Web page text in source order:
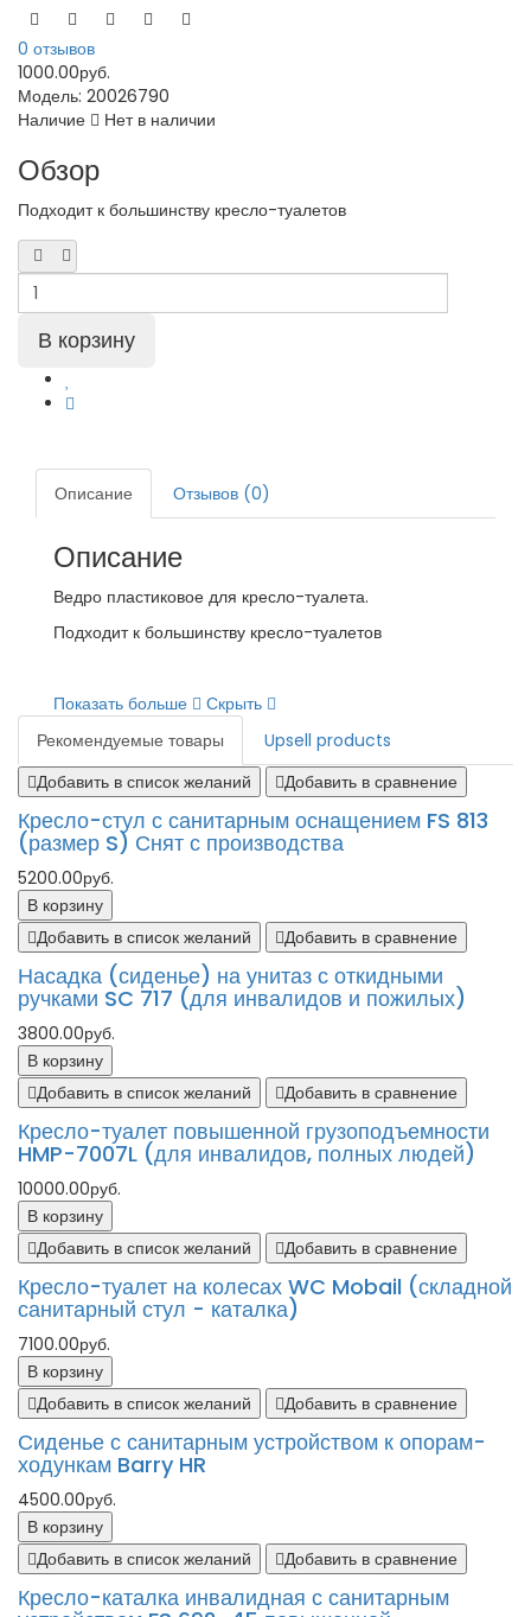
0 отзывов
1000.00руб.
Модель: 20026790
Наличие
Нет в наличии
Обзор
Подходит к большинству кресло-туалетов
Описание Отзывов (0)
Описание
Ведро пластиковое для кресло-туалета.
Подходит к большинству кресло-туалетов
Показать больше
Скрыть
Рекомендуемые товары
Upsell products
Добавить в список желаний
Добавить в сравнение
Кресло-стул с санитарным оснащением FS 813
(размер S) Снят с производства
5200.00руб.
В корзину
Добавить в список желаний
Добавить в сравнение
Насадка (сиденье) на унитаз с откидными
ручками SC 717 (для инвалидов и пожилых)
3800.00руб.
В корзину
Добавить в список желаний
Добавить в сравнение
Кресло-туалет повышенной грузоподъемности
HMP-7007L (для инвалидов, полных людей)
10000.00руб.
В корзину
Добавить в список желаний
Добавить в сравнение
Кресло-туалет на колесах WC Mobail (складной
санитарный стул - каталка)
7100.00руб.
В корзину
Добавить в список желаний
Добавить в сравнение
Сиденье с санитарным устройством к опорам-
ходункам Barry HR
4500.00руб.
В корзину
Добавить в список желаний
Добавить в сравнение
Кресло-каталка инвалидная с санитарным